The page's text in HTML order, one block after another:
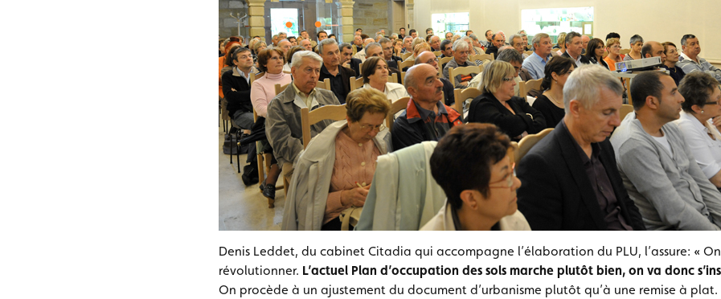
Denis Leddet, du cabinet Citadia qui accompagne l’élaboration du PLU, l’assure: «
révolutionner. L’actuel Plan d’occupation des sols marche plutôt bien, on va donc
On procède à un ajustement du document d’urbanisme plutôt qu’à une remise à plat.